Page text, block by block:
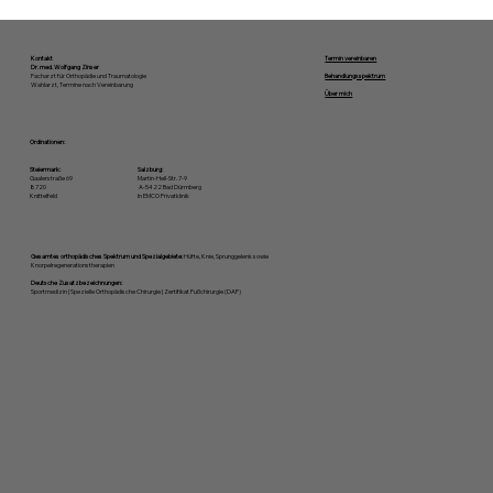
Kontakt
Dr. med. Wolfgang Zinser
Facharzt für Orthopädie und Traumatologie
Wahlarzt, Termine nach Vereinbarung
Termin vereinbaren
Behandlungsspektrum
Über mich
Ordinationen:
Steiermark:
Gaalerstraße 69
8720
Knittelfeld
Salzburg:
Martin-Hell-Str. 7-9
A-5422 Bad Dürrnberg
In EMCO Privatklinik
Gesamtes orthopädisches Spektrum und Spezialgebiete:Hüfte, Knie, Sprunggelenk sowie
Knorpelregenerationstherapien
Deutsche Zusatzbezeichnungen:
Sportmedizin | Spezielle Orthopädische Chirurgie | Zertifikat Fußchirurgie (DAF)